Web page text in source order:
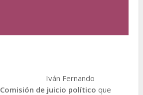
Iván Fernando
Comisión de juicio político que